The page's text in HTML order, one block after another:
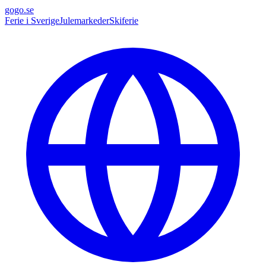
gogo.se
Ferie i SverigeJulemarkederSkiferie